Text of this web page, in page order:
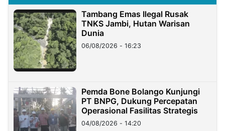
Tambang Emas Ilegal Rusak
TNKS Jambi, Hutan Warisan
Dunia
06/08/2026 - 16:23
Pemda Bone Bolango Kunjungi
PT BNPG, Dukung Percepatan
Operasional Fasilitas Strategis
04/08/2026 - 14:20